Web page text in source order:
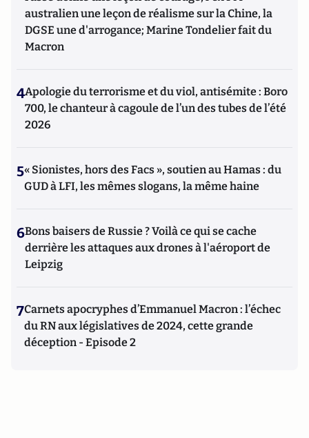
australien une leçon de réalisme sur la Chine, la
DGSE une d'arrogance; Marine Tondelier fait du
Macron
4Apologie du terrorisme et du viol, antisémite : Boro
700, le chanteur à cagoule de l’un des tubes de l’été
2026
5« Sionistes, hors des Facs », soutien au Hamas : du
GUD à LFI, les mêmes slogans, la même haine
6Bons baisers de Russie ? Voilà ce qui se cache
derrière les attaques aux drones à l'aéroport de
Leipzig
7Carnets apocryphes d’Emmanuel Macron : l’échec
du RN aux législatives de 2024, cette grande
déception - Episode 2